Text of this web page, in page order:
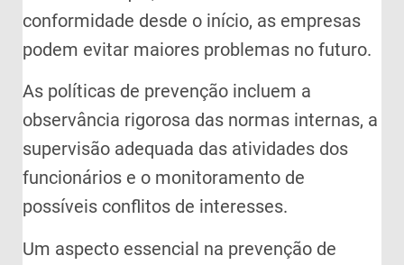
conformidade desde o início, as empresas
podem evitar maiores problemas no futuro.
As políticas de prevenção incluem a
observância rigorosa das normas internas, a
supervisão adequada das atividades dos
funcionários e o monitoramento de
possíveis conflitos de interesses.
Um aspecto essencial na prevenção de